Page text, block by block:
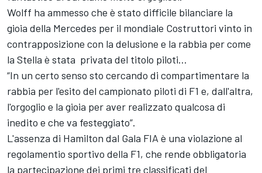
Wolff ha ammesso che è stato difficile bilanciare la
gioia della Mercedes per il mondiale Costruttori vinto in
contrapposizione con la delusione e la rabbia per come
la Stella è stata privata del titolo piloti...
“In un certo senso sto cercando di compartimentare la
rabbia per l'esito del campionato piloti di F1 e, dall'altra,
l'orgoglio e la gioia per aver realizzato qualcosa di
inedito e che va festeggiato”.
L'assenza di Hamilton dal Gala FIA è una violazione al
regolamentio sportivo della F1, che rende obbligatoria
la partecipazione dei primi tre classificati del